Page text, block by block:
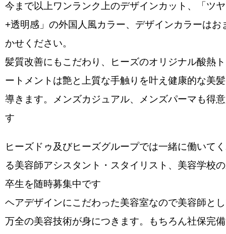
今まで以上ワンランク上のデザインカット、「ツヤ
+透明感」の外国人風カラー、デザインカラーはお
かせください。
髪質改善にもこだわり、ヒーズのオリジナル酸熱
ートメントは艶と上質な手触りを叶え健康的な美
導きます。メンズカジュアル、メンズパーマも得
す
ヒーズドゥ及びヒーズグループでは一緒に働いて
る美容師アシスタント・スタイリスト、美容学校
卒生を随時募集中です
ヘアデザインにこだわった美容室なので美容師と
万全の美容技術が身につきます。もちろん社保完